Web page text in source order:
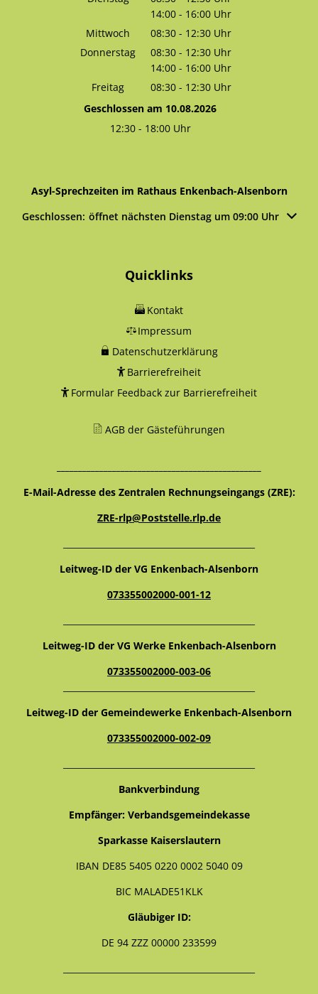
Von 08:30 bis 12:30 Uhr
14:00 - 16:00 Uhr
Von 14:00 bis 16:00 Uhr
Mittwoch 08:30 - 12:30 Uhr
Von 08:30 bis 12:30 Uhr
Donnerstag 08:30 - 12:30 Uhr
Von 08:30 bis 12:30 Uhr
14:00 - 16:00 Uhr
Von 14:00 bis 16:00 Uhr
Freitag 08:30 - 12:30 Uhr
Von 08:30 bis 12:30 Uhr
Geschlossen am 10.08.2026
12:30- 18:00Uhr
Asyl-Sprechzeiten im Rathaus Enkenbach-Alsenborn
Klicken, um weitere Öffnungs- oder Schließzeiten
Geschlossen: öffnet nächsten Dienstag um 09:00 Uhr
Quicklinks
Kontakt
Impressum
Datenschutzerklärung
Barrierefreiheit
Formular Feedback zur Barrierefreiheit
AGB der Gästeführungen
E-Mail-Adresse des Zentralen Rechnungseingangs (ZRE):
ZRE-rlp@Poststelle.rlp.de
Leitweg-ID der VG Enkenbach-Alsenborn
073355002000-001-12
Leitweg-ID der VG Werke Enkenbach-Alsenborn
073355002000-003-06
Leitweg-ID der Gemeindewerke Enkenbach-Alsenborn
073355002000-002-09
Bankverbindung
Empfänger: Verbandsgemeindekasse
Sparkasse Kaiserslautern
IBAN DE85 5405 0220 0002 5040 09
BIC MALADE51KLK
Gläubiger ID:
DE 94 ZZZ 00000 233599